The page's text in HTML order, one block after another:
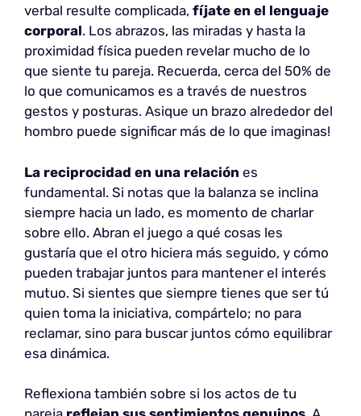
verbal resulte complicada, fíjate en el lenguaje
corporal. Los abrazos, las miradas y hasta la
proximidad física pueden revelar mucho de lo
que siente tu pareja. Recuerda, cerca del 50% de
lo que comunicamos es a través de nuestros
gestos y posturas. Asique un brazo alrededor del
hombro puede significar más de lo que imaginas!
La reciprocidad en una relación es
fundamental. Si notas que la balanza se inclina
siempre hacia un lado, es momento de charlar
sobre ello. Abran el juego a qué cosas les
gustaría que el otro hiciera más seguido, y cómo
pueden trabajar juntos para mantener el interés
mutuo. Si sientes que siempre tienes que ser tú
quien toma la iniciativa, compártelo; no para
reclamar, sino para buscar juntos cómo equilibrar
esa dinámica.
Reflexiona también sobre si los actos de tu